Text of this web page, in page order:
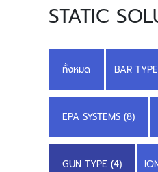
STATIC
ทั้งหมด BAR
EPA SYSTEMS (8)
GUN TYPE (4)